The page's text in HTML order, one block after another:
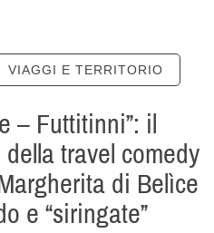
VIAGGI E TERRITORIO
– Futtitinni”: il
travel comedy
di Belìce
e “siringate”